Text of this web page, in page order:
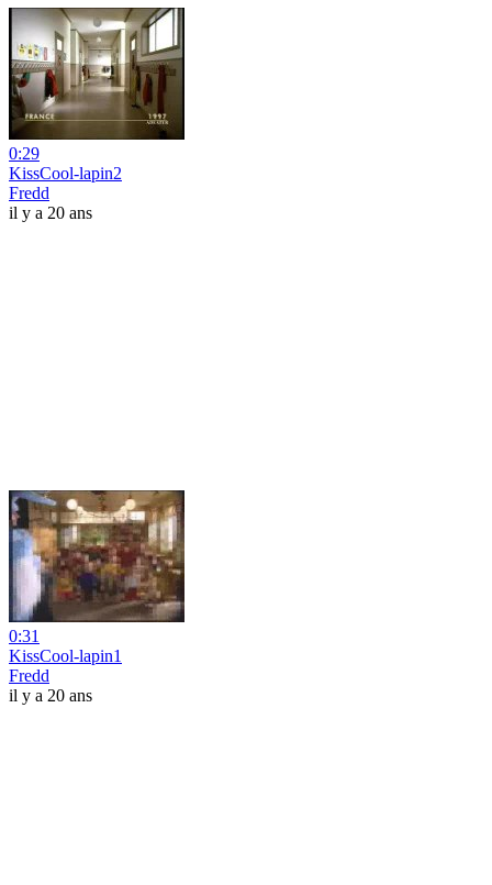
0:29
KissCool-lapin2
Fredd
il y a 20 ans
0:31
KissCool-lapin1
Fredd
il y a 20 ans